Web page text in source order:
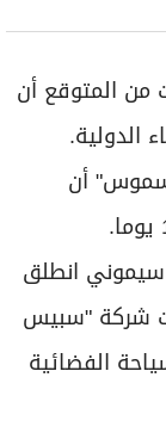
المتوقع أن
أن
سيموني انطلق
شركة "سبيس
الفضائية